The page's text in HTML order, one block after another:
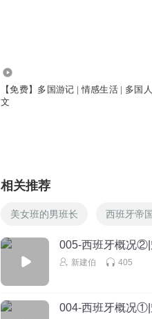
【免费】多国游记 | 情感生活 | 多国人
文
相关推荐
美女班的男班长 西班牙帝
005-西班牙概况②|
新建伯 405
004-西班牙概况①|